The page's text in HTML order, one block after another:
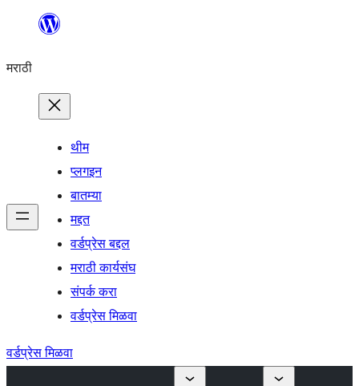
सामुग्रीवर
मराठी
थीम
प्लगइन
बातम्या
मद्दत
वर्डप्रेस बद्दल
मराठी कार्यसंघ
संपर्क करा
वर्डप्रेस मिळवा
वर्डप्रेस मिळवा